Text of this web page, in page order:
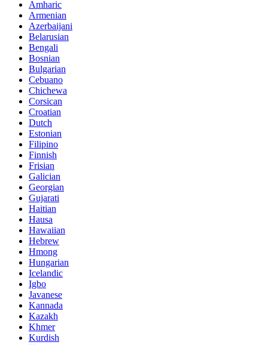
Amharic
Armenian
Azerbaijani
Belarusian
Bengali
Bosnian
Bulgarian
Cebuano
Chichewa
Corsican
Croatian
Dutch
Estonian
Filipino
Finnish
Frisian
Galician
Georgian
Gujarati
Haitian
Hausa
Hawaiian
Hebrew
Hmong
Hungarian
Icelandic
Igbo
Javanese
Kannada
Kazakh
Khmer
Kurdish